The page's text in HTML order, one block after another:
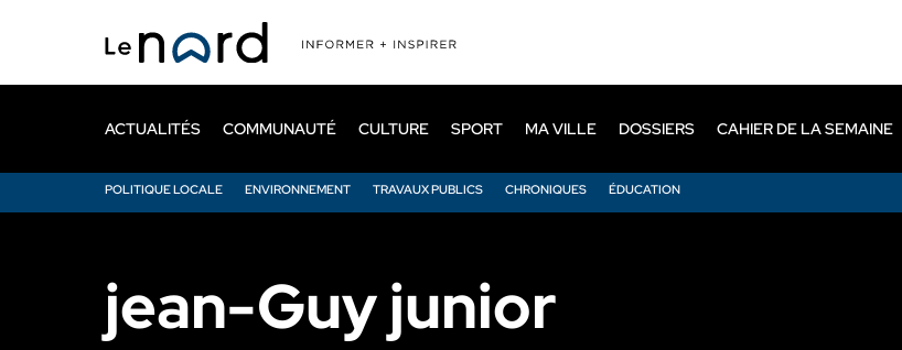
principal
ACTUALITÉS
POLITIQUE LOCALE ENVIRONNEMENT TRAVAUX PUBLICS CHRONIQUES ÉDUCATION
COMMUNAUTÉ CULTURE SPORT MA VILLE DOSSIERS CAHIER DE LA SEMAINE
jean-Guy junior